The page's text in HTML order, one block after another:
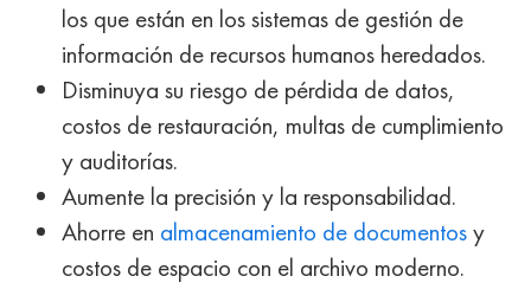
los que están en los sistemas de gestión de
información de recursos humanos heredados.
Disminuya su riesgo de pérdida de datos,
costos de restauración, multas de cumplimiento
y auditorías.
Aumente la precisión y la responsabilidad.
Ahorre en almacenamiento de documentosy
costos de espacio con el archivo moderno.